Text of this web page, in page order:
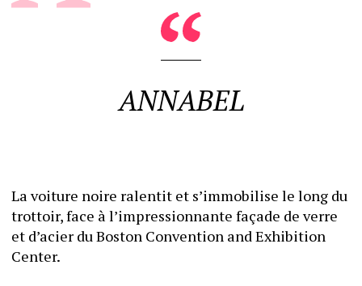
ANNABEL
La voiture noire ralentit et s’immobilise le long du
trottoir, face à l’impressionnante façade de verre
et d’acier du Boston Convention and Exhibition